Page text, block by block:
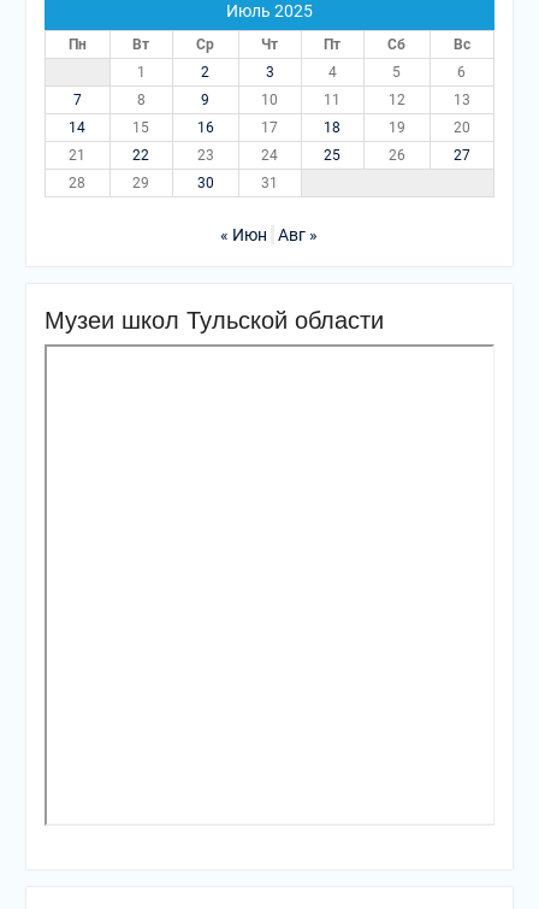
Июль 2025
Пн Вт Ср Чт Пт Сб
Вс
1
2 3 4 5
6
7
8 9 10 11 12
13
14
15 16 17 18 19
20
21
22 23 24 25 26
27
28
29 30 31
« Июн Авг »
Музеи школ Тульской области